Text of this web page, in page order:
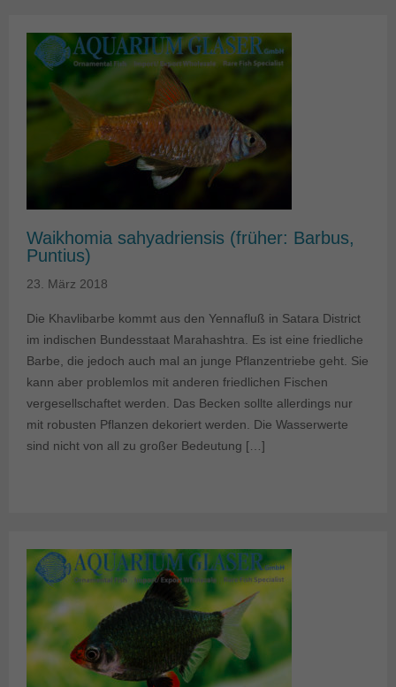
Waikhomia sahyadriensis (früher: Barbus,
Puntius)
23. März 2018
Die Khavlibarbe kommt aus den Yennafluß in Satara District
im indischen Bundesstaat Marahashtra. Es ist eine friedliche
Barbe, die jedoch auch mal an junge Pflanzentriebe geht. Sie
kann aber problemlos mit anderen friedlichen Fischen
vergesellschaftet werden. Das Becken sollte allerdings nur
mit robusten Pflanzen dekoriert werden. Die Wasserwerte
sind nicht von all zu großer Bedeutung […]